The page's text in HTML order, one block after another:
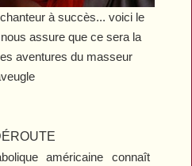
à succès... voici le
assure que ce sera la
aventures du masseur
américaine connaît